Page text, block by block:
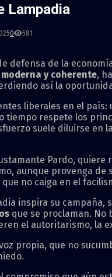
Lampadia
0 581
defensa de la
y coherente,
así la
liberales en el país:
tiempo respete los
suele diluirse
Pardo,
aunque provenga
que no caiga en el
inspira su
que se proclaman. No
el autoritarismo, la
propia, que no